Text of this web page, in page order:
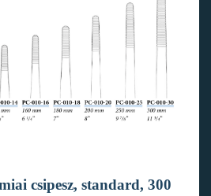
csipesz, standard, 300